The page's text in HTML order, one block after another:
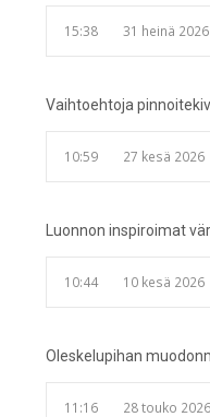
15:38 31 heinä 2026
Vaihtoehtoja
10:59 27 kesä 2026
Luonnon inspiroimat
10:44 10 kesä 2026
Oleskelupihan
11:16 28 touko 2026